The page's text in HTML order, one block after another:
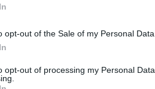
opt-out of the Sale of my Personal Data.
opt-out of processing my Personal
m 3 ) körüli ;